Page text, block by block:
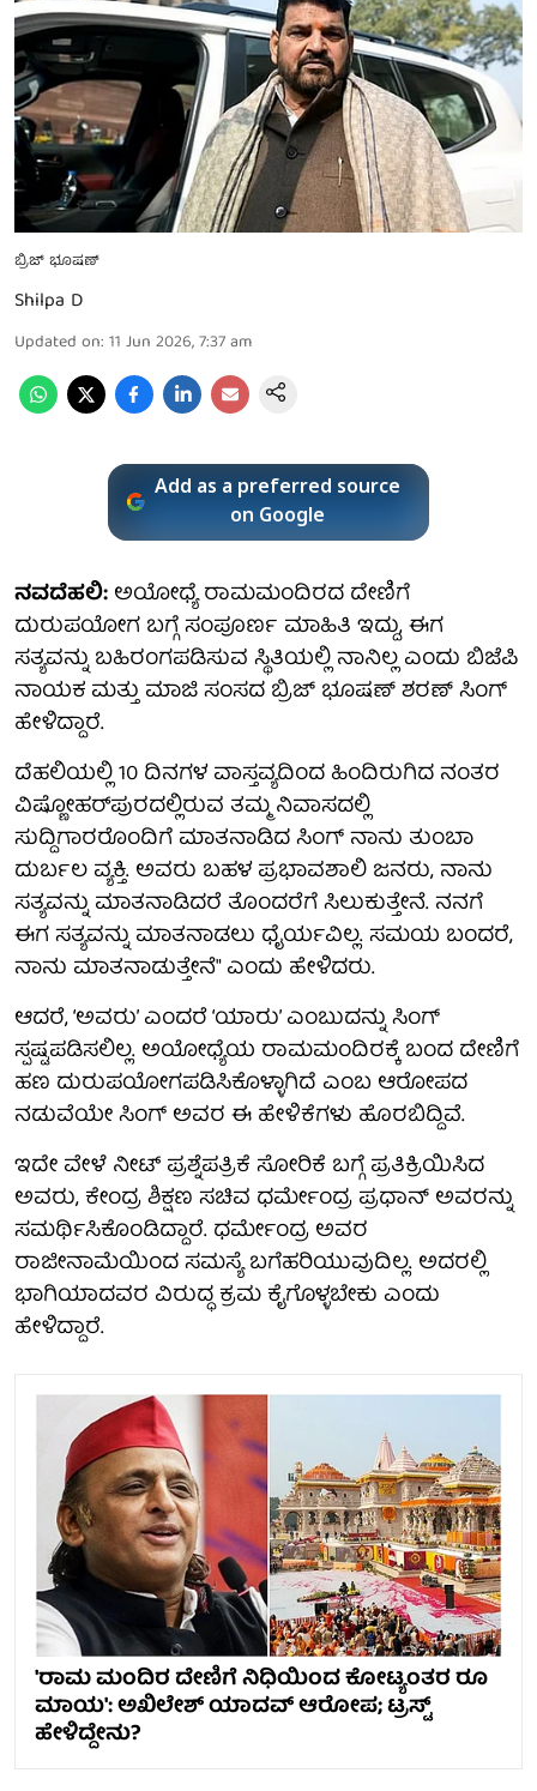
ಬ್ರಿಜ್ ಭೂಷಣ್
Shilpa D
Updated on: 11 Jun 2026, 7:37 am
Add as a preferred source
on Google
ನವದೆಹಲಿ:ಅಯೋಧ್ಯೆ ರಾಮಮಂದಿರದ ದೇಣಿಗೆ
ದುರುಪಯೋಗ ಬಗ್ಗೆ ಸಂಪೂರ್ಣ ಮಾಹಿತಿ ಇದ್ದು, ಈಗ
ಸತ್ಯವನ್ನು ಬಹಿರಂಗಪಡಿಸುವ ಸ್ಥಿತಿಯಲ್ಲಿ ನಾನಿಲ್ಲ ಎಂದು ಬಿಜೆಪಿ
ನಾಯಕ ಮತ್ತು ಮಾಜಿ ಸಂಸದ ಬ್ರಿಜ್ ಭೂಷಣ್ ಶರಣ್ ಸಿಂಗ್
ಹೇಳಿದ್ದಾರೆ.
ದೆಹಲಿಯಲ್ಲಿ 10 ದಿನಗಳ ವಾಸ್ತವ್ಯದಿಂದ ಹಿಂದಿರುಗಿದ ನಂತರ
ವಿಷ್ಣೋಹರ್‌ಪುರದಲ್ಲಿರುವ ತಮ್ಮ ನಿವಾಸದಲ್ಲಿ
ಸುದ್ದಿಗಾರರೊಂದಿಗೆ ಮಾತನಾಡಿದ ಸಿಂಗ್ ನಾನು ತುಂಬಾ
ದುರ್ಬಲ ವ್ಯಕ್ತಿ. ಅವರು ಬಹಳ ಪ್ರಭಾವಶಾಲಿ ಜನರು, ನಾನು
ಸತ್ಯವನ್ನು ಮಾತನಾಡಿದರೆ ತೊಂದರೆಗೆ ಸಿಲುಕುತ್ತೇನೆ. ನನಗೆ
ಈಗ ಸತ್ಯವನ್ನು ಮಾತನಾಡಲು ಧೈರ್ಯವಿಲ್ಲ. ಸಮಯ ಬಂದರೆ,
ನಾನು ಮಾತನಾಡುತ್ತೇನೆ" ಎಂದು ಹೇಳಿದರು.
ಆದರೆ, ‘ಅವರು’ ಎಂದರೆ ‘ಯಾರು’ ಎಂಬುದನ್ನು ಸಿಂಗ್‌
ಸ್ಪಷ್ಟಪಡಿಸಲಿಲ್ಲ. ಅಯೋಧ್ಯೆಯ ರಾಮಮಂದಿರಕ್ಕೆ ಬಂದ ದೇಣಿಗೆ
ಹಣ ದುರುಪಯೋಗಪಡಿಸಿಕೊಳ್ಳಾಗಿದೆ ಎಂಬ ಆರೋಪದ
ನಡುವೆಯೇ ಸಿಂಗ್ ಅವರ ಈ ಹೇಳಿಕೆಗಳು ಹೊರಬಿದ್ದಿವೆ.
ಇದೇ ವೇಳೆ ನೀಟ್‌ ಪ್ರಶ್ನೆಪತ್ರಿಕೆ ಸೋರಿಕೆ ಬಗ್ಗೆ ‍‍ಪ್ರತಿಕ್ರಿಯಿಸಿದ
ಅವರು, ಕೇಂದ್ರ ಶಿಕ್ಷಣ ಸಚಿವ ಧರ್ಮೇಂದ್ರ ಪ್ರಧಾನ್ ಅವರನ್ನು
ಸಮರ್ಥಿಸಿಕೊಂಡಿದ್ದಾರೆ. ಧರ್ಮೇಂದ್ರ ಅವರ
ರಾಜೀನಾಮೆಯಿಂದ ಸಮಸ್ಯೆ ಬಗೆಹರಿಯುವುದಿಲ್ಲ. ಅದರಲ್ಲಿ
ಭಾಗಿಯಾದವರ ವಿರುದ್ಧ ಕ್ರಮ ಕೈಗೊಳ್ಳಬೇಕು ಎಂದು
ಹೇಳಿದ್ದಾರೆ.
'ರಾಮ ಮಂದಿರ ದೇಣಿಗೆ ನಿಧಿಯಿಂದ ಕೋಟ್ಯಂತರ ರೂ
ಮಾಯ': ಅಖಿಲೇಶ್ ಯಾದವ್ ಆರೋಪ; ಟ್ರಸ್ಟ್
ಹೇಳಿದ್ದೇನು?